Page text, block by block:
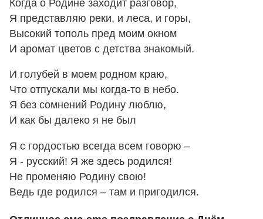
Когда о Родине заходит разговор,
Я представляю реки, и леса, и горы,
Высокий тополь пред моим окном
И аромат цветов с детства знакомый.
И голубей в моем родном краю,
Что отпускали мы когда-то в небо.
Я без сомнений Родину люблю,
И как бы далеко я не был
Я с гордостью всегда всем говорю –
Я - русский! Я же здесь родился!
Не променяю Родину свою!
Ведь где родился – там и пригодился.